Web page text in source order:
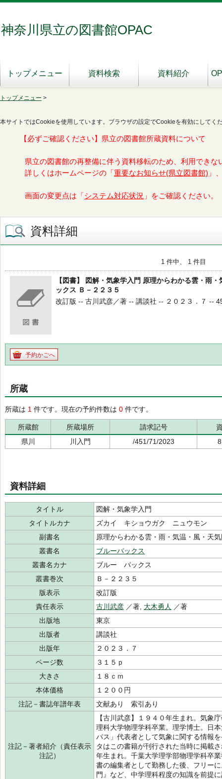
神奈川県立の図書館OPAC
トップメニュー 資料検索 資料紹介
トップメニュー >
本サイトではCookieを使用しています。ブラウザの設定でCookieを有効にしてく
【必ずご確認ください】県立の図書館所蔵資料について
県立の図書館の再整備に伴う資料移転のため、利用できな
詳しくはホームページの「 重要なお知らせ(県立図書館) 」
画面の変更点は「 システム対応状況 」をご確認ください。
資料詳細
1 件中、 1 件目
【図書】 図解・気象学入門 原理からわかる雲・雨
ックス Ｂ－２２３５
改訂版 -- 古川武彦／著 -- 講談社 -- ２０２３．７ --
予約かごへ
所蔵
所蔵は 1 件です。現在の予約件数は 0 件です。
所蔵館 所蔵場所 請求記号
県川
川入門 /451/71/2023
資料詳細
タイトル
図解・気象学入門
タイトルカナ
ズカイ キショウガク ニュウモン
副書名
原理からわかる雲・雨・気温・風・天
叢書名
ブルーバックス
叢書名カナ
ブルー バックス
叢書巻次
Ｂ－２２３５
版表示
改訂版
責任表示
古川武彦 ／著, 大木勇人
／著
出版地
東京
出版者
講談社
出版年
２０２３．７
ページ数
３１５ｐ
大きさ
１８ｃｍ
本体価格
１２００円
注記－書誌年譜年表
文献あり 索引あり
注記－著者紹介（責任表示
注記）
【古川武彦】１９４０年生まれ。気象
理科大学物理学科卒業。理学博士。日
パス」代表者として気象に関する情報
タはこの書籍が刊行された当時に掲載
年生まれ。千葉大学理学部物理学科卒
書の編集者として勤務した後、フリー
門』など、中学理科程度の知識を前提